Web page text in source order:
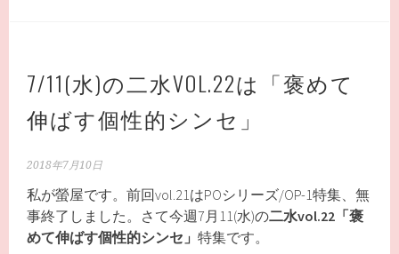
7/11(水)の二水VOL.22は「褒めて
伸ばす個性的シンセ」
2018年7月10日
私が螢屋です。前回vol.21はPOシリーズ/OP-1特集、無
事終了しました。さて今週7月11(水)の二水vol.22「褒
めて伸ばす個性的シンセ」特集です。